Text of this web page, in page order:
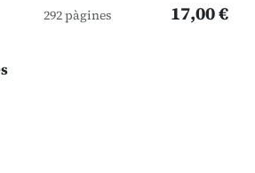
292 pàgines 17,00 €